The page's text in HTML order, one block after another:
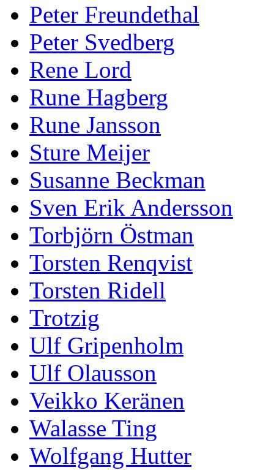
Peter Freundethal
Peter Svedberg
Rene Lord
Rune Hagberg
Rune Jansson
Sture Meijer
Susanne Beckman
Sven Erik Andersson
Torbjörn Östman
Torsten Renqvist
Torsten Ridell
Trotzig
Ulf Gripenholm
Ulf Olausson
Veikko Keränen
Walasse Ting
Wolfgang Hutter